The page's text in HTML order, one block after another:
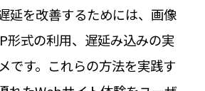
延を改善するためには、画像
形式の利用、遅延み込みの実
です。これらの方法を実践す